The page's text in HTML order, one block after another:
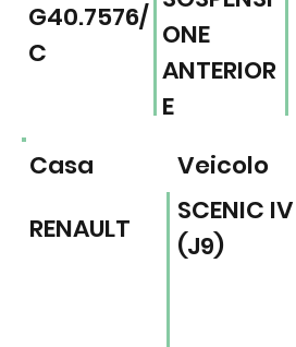
ONE
ANTERIOR
E
G40.7576/
C
Veicolo
Casa
RENAULT
SCENIC IV
(J9)